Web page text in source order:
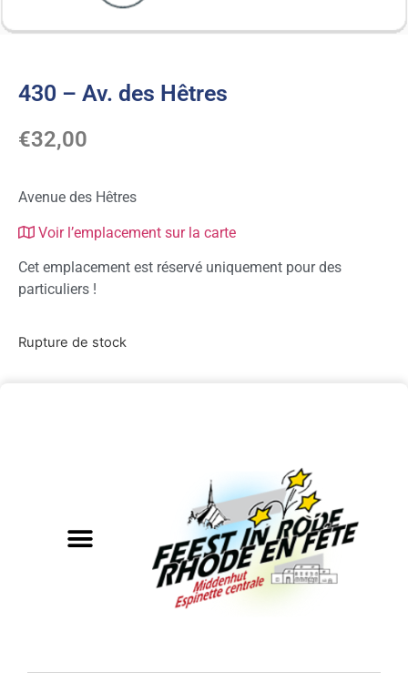
430 – Av. des Hêtres
€32,00
Avenue des Hêtres
Voir l’emplacement sur la carte
Cet emplacement est réservé uniquement pour des
particuliers !
Rupture de stock